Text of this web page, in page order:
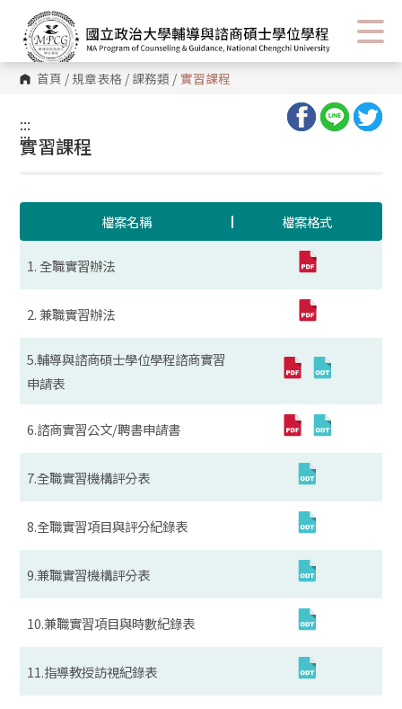
首頁 /規章表格 / 課務類 / 實習課程
:::
:::
實習課程
檔案名稱 檔案格式
1. 全職實習辦法
2. 兼職實習辦法
5.輔導與諮商碩士學位學程諮商實習
申請表
6.諮商實習公文/聘書申請書
7.全職實習機構評分表
8.全職實習項目與評分紀錄表
9.兼職實習機構評分表
10.兼職實習項目與時數紀錄表
11.指導教授訪視紀錄表